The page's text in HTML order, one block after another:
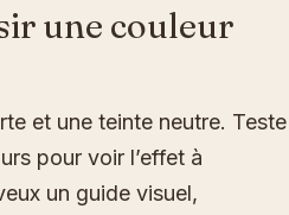
une couleur
et une teinte neutre. Teste
pour voir l’effet à
un guide visuel,